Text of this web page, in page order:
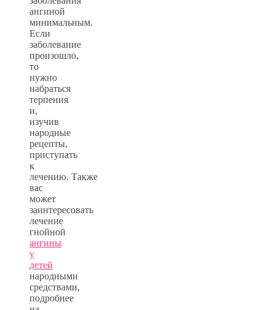
ангиной
минимальным.
Если
заболевание
произошло,
то
нужно
набраться
терпения
и,
изучив
народные
рецепты,
приступать
к
лечению. Также
вас
может
заинтересовать
лечение
гнойной
ангины
у
детей
народными
средствами,
подробнее